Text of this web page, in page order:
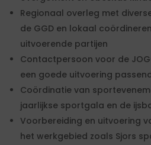
Regionaal overleg met
de GGD en lokaal
uitvoerende partijen
Contactpersoon voor de
een goede uitvoering
Coördinatie van
jaarlijkse sportgala en de
Voorbereiding en uitvoering
het werkgebied zoals Sjors